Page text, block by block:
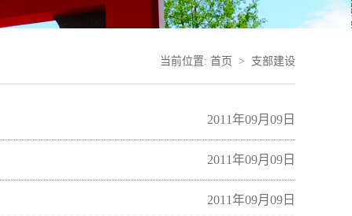
当前位置: 首页 > 支部建设
2011年09月09日
2011年09月09日
2011年09月09日